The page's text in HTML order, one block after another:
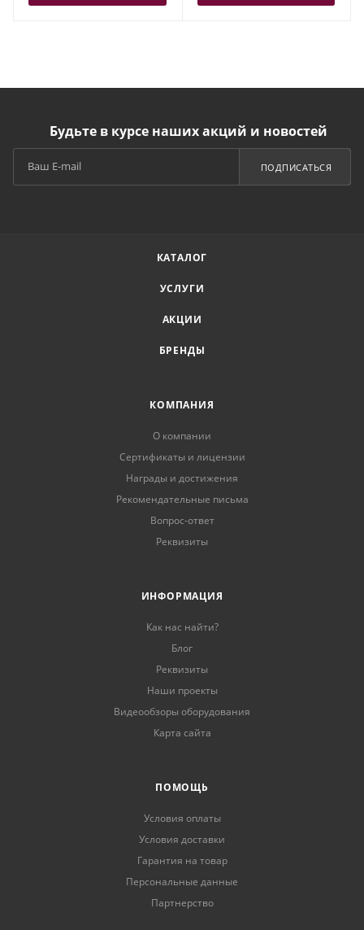
Будьте в курсе наших акций и новостей
ПОДПИСАТЬСЯ
КАТАЛОГ
УСЛУГИ
АКЦИИ
БРЕНДЫ
КОМПАНИЯ
О компании
Сертификаты и лицензии
Награды и достижения
Рекомендательные письма
Вопрос-ответ
Реквизиты
ИНФОРМАЦИЯ
Как нас найти?
Блог
Реквизиты
Наши проекты
Видеообзоры оборудования
Карта сайта
ПОМОЩЬ
Условия оплаты
Условия доставки
Гарантия на товар
Персональные данные
Партнерство